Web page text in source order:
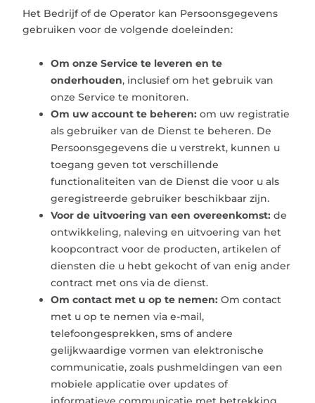
Het Bedrijf of de Operator kan Persoonsgegevens
gebruiken voor de volgende doeleinden:
Om onze Service te leveren en te
onderhouden, inclusief om het gebruik van
onze Service te monitoren.
Om uw account te beheren: om uw registratie
als gebruiker van de Dienst te beheren. De
Persoonsgegevens die u verstrekt, kunnen u
toegang geven tot verschillende
functionaliteiten van de Dienst die voor u als
geregistreerde gebruiker beschikbaar zijn.
Voor de uitvoering van een overeenkomst: de
ontwikkeling, naleving en uitvoering van het
koopcontract voor de producten, artikelen of
diensten die u hebt gekocht of van enig ander
contract met ons via de dienst.
Om contact met u op te nemen: Om contact
met u op te nemen via e-mail,
telefoongesprekken, sms of andere
gelijkwaardige vormen van elektronische
communicatie, zoals pushmeldingen van een
mobiele applicatie over updates of